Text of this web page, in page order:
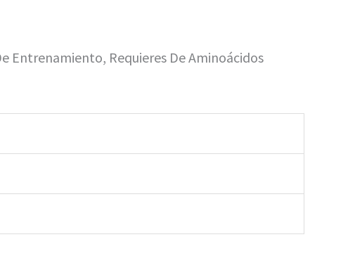
Entrenamiento, Requieres De Aminoácidos